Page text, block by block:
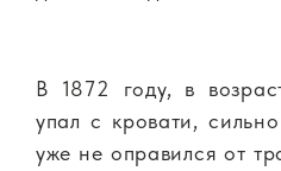
В 1872 году, в
упал с кровати,
уже не оправился от